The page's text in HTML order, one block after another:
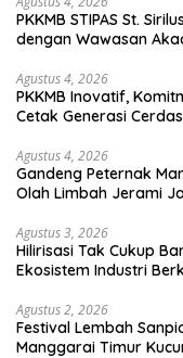
PKKMB STIPAS St.
dengan Wawasan
Agustus 4, 2026
PKKMB Inovatif,
Cetak Generasi
Agustus 4, 2026
Gandeng Peternak
Olah Limbah Jerami
Agustus 3, 2026
Hilirisasi Tak Cukup
Ekosistem Industri
Agustus 2, 2026
Festival Lembah
Manggarai Timur